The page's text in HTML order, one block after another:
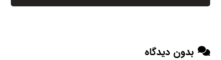
بدون دیدگاه